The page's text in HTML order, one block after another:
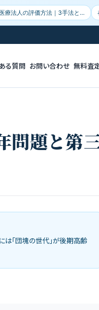
療法人の評価方法｜3手法と…
る質問 お問い合わせ 無料査
問題と第
は「団塊の世代」が後期高齢